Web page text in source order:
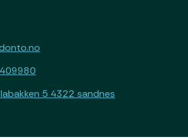
5 4322 sandnes